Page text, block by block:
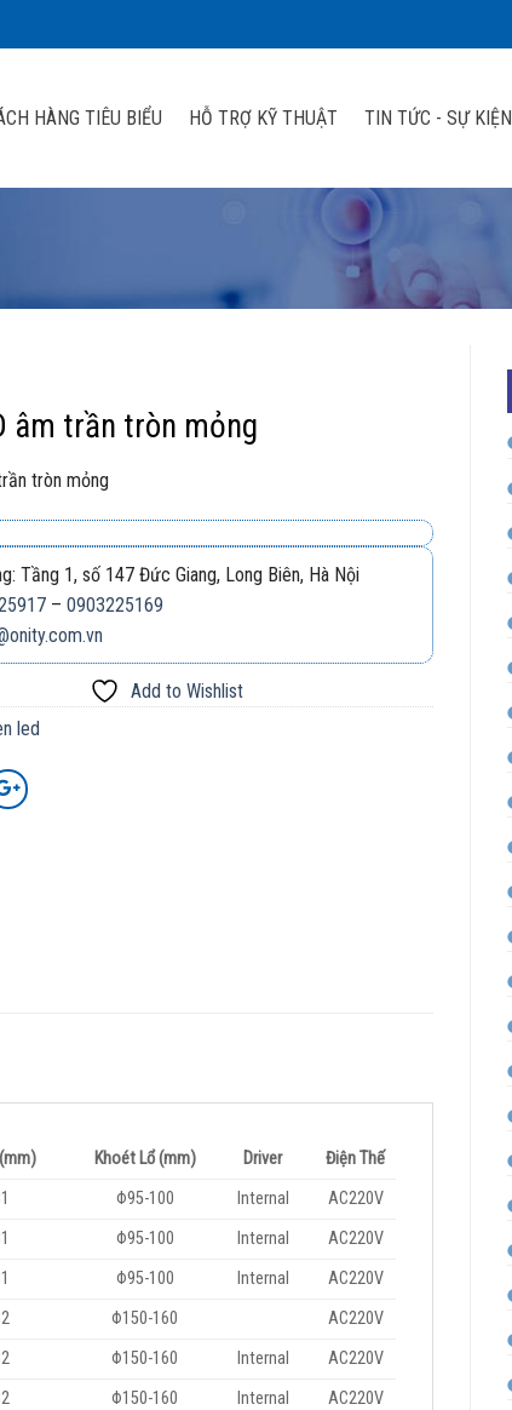
HÀNG TIÊU BIỂU HỖ TRỢ KỸ THUẬT TIN TỨC - SỰ KIỆN
âm trần tròn mỏng
tròn mỏng
Tầng 1, số 147 Đức Giang, Long Biên, Hà Nội
– 0903225169
Add to Wishlist
led
Khoét Lổ (mm) Driver
Điện Thế
Φ95-100 Internal
AC220V
Φ95-100 Internal
AC220V
Φ95-100 Internal
AC220V
Φ150-160
AC220V
Φ150-160 Internal
AC220V
Φ150-160 Internal
AC220V